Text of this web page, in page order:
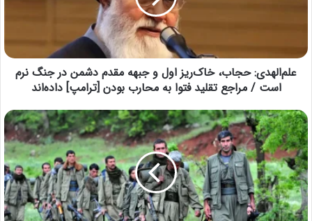
علم‌الهدی: حجاب، خاک‌ریز اول و جبهه مقدم دشمن در جنگ نرم
است / مراجع تقلید فتوا به محارب بودن [ترامپ] داده‌اند